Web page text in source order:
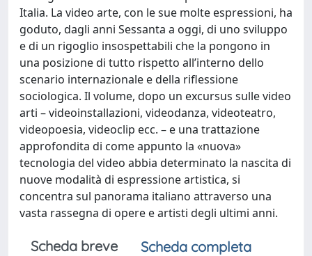
Italia. La video arte, con le sue molte espressioni, ha
goduto, dagli anni Sessanta a oggi, di uno sviluppo
e di un rigoglio insospettabili che la pongono in
una posizione di tutto rispetto all’interno dello
scenario internazionale e della riflessione
sociologica. Il volume, dopo un excursus sulle video
arti – videoinstallazioni, videodanza, videoteatro,
videopoesia, videoclip ecc. – e una trattazione
approfondita di come appunto la «nuova»
tecnologia del video abbia determinato la nascita di
nuove modalità di espressione artistica, si
concentra sul panorama italiano attraverso una
vasta rassegna di opere e artisti degli ultimi anni.
Scheda breve
Scheda completa